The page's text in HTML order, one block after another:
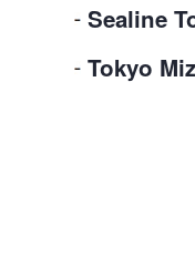
Sealine
Tokyo